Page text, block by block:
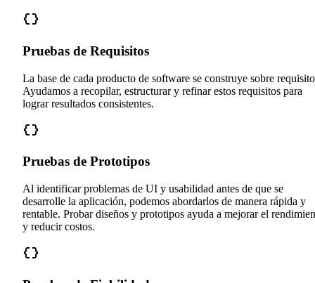
Pruebas de Requisitos
La base de cada producto de software se construye sobre
Ayudamos a recopilar, estructurar y refinar estos requisitos para
lograr resultados consistentes.
Pruebas de Prototipos
Al identificar problemas de UI y usabilidad antes de que se
desarrolle la aplicación, podemos abordarlos de manera rápida y
rentable. Probar diseños y prototipos ayuda a mejorar el
y reducir costos.